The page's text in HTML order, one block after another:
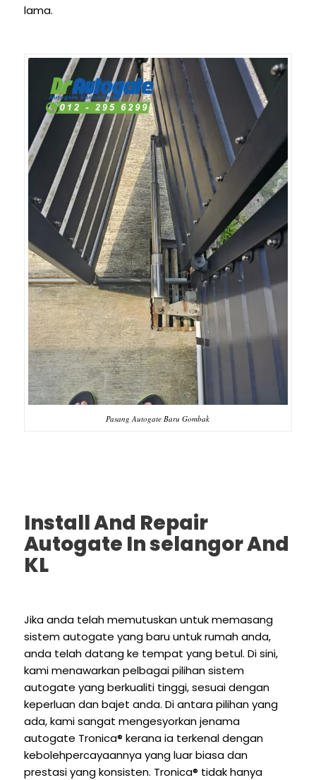
lama.
Pasang Autogate Baru Gombak
Install And Repair
Autogate In selangor And
KL
Jika anda telah memutuskan untuk memasang
sistem autogate yang baru untuk rumah anda,
anda telah datang ke tempat yang betul. Di sini,
kami menawarkan pelbagai pilihan sistem
autogate yang berkualiti tinggi, sesuai dengan
keperluan dan bajet anda. Di antara pilihan yang
ada, kami sangat mengesyorkan jenama
autogate Tronica® kerana ia terkenal dengan
kebolehpercayaannya yang luar biasa dan
prestasi yang konsisten. Tronica® tidak hanya